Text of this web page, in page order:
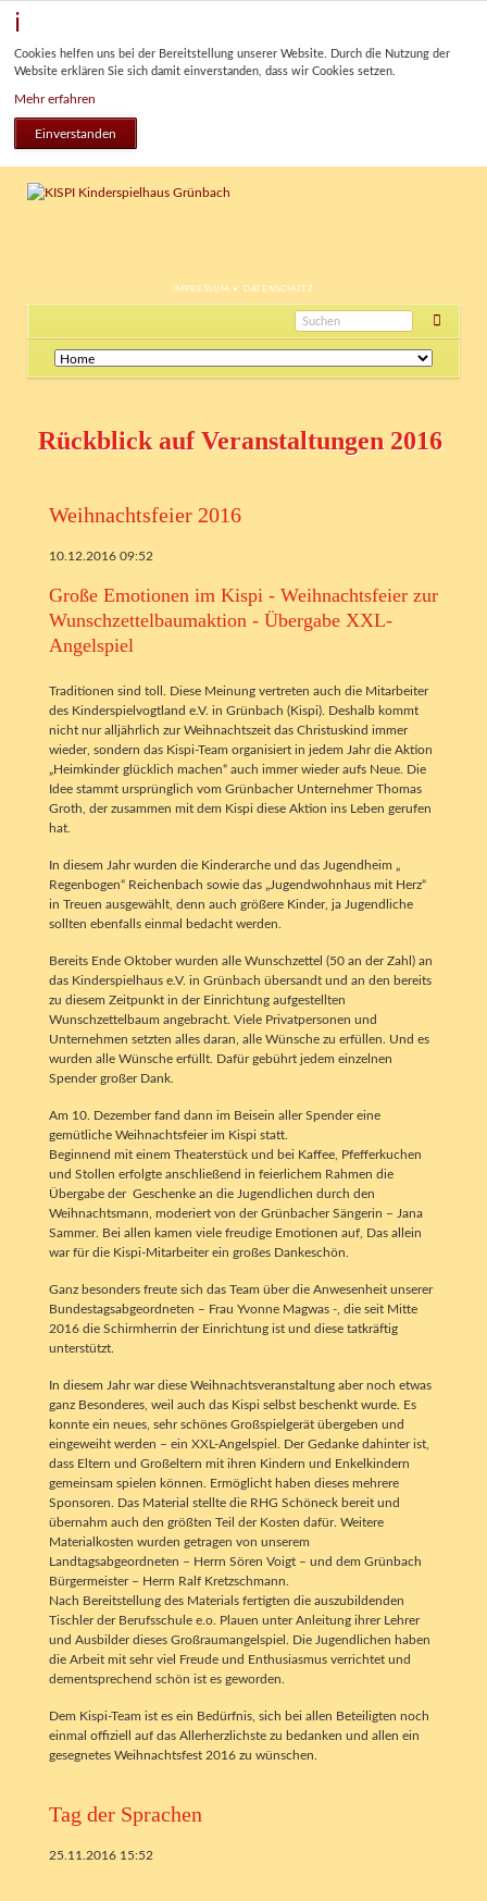
Cookies helfen uns bei der Bereitstellung unserer Website. Durch die Nutzung der
Website erklären Sie sich damit einverstanden, dass wir Cookies setzen.
Mehr erfahren
Einverstanden
NAVIGATION
IMPRESSUM DATENSCHUTZ
Navigation
überspringen
Rückblick auf Veranstaltungen 2016
Weihnachtsfeier 2016
10.12.2016 09:52
Große Emotionen im Kispi - Weihnachtsfeier zur
Wunschzettelbaumaktion - Übergabe XXL-
Angelspiel
Traditionen sind toll. Diese Meinung vertreten auch die Mitarbeiter
des Kinderspielvogtland e.V. in Grünbach (Kispi). Deshalb kommt
nicht nur alljährlich zur Weihnachtszeit das Christuskind immer
wieder, sondern das Kispi-Team organisiert in jedem Jahr die Aktion
„Heimkinder glücklich machen“ auch immer wieder aufs Neue. Die
Idee stammt ursprünglich vom Grünbacher Unternehmer Thomas
Groth, der zusammen mit dem Kispi diese Aktion ins Leben gerufen
hat.
In diesem Jahr wurden die Kinderarche und das Jugendheim „
Regenbogen“ Reichenbach sowie das „Jugendwohnhaus mit Herz“
in Treuen ausgewählt, denn auch größere Kinder, ja Jugendliche
sollten ebenfalls einmal bedacht werden.
Bereits Ende Oktober wurden alle Wunschzettel (50 an der Zahl) an
das Kinderspielhaus e.V. in Grünbach übersandt und an den bereits
zu diesem Zeitpunkt in der Einrichtung aufgestellten
Wunschzettelbaum angebracht. Viele Privatpersonen und
Unternehmen setzten alles daran, alle Wünsche zu erfüllen. Und es
wurden alle Wünsche erfüllt. Dafür gebührt jedem einzelnen
Spender großer Dank.
Am 10. Dezember fand dann im Beisein aller Spender eine
gemütliche Weihnachtsfeier im Kispi statt.
Beginnend mit einem Theaterstück und bei Kaffee, Pfefferkuchen
und Stollen erfolgte anschließend in feierlichem Rahmen die
Übergabe der Geschenke an die Jugendlichen durch den
Weihnachtsmann, moderiert von der Grünbacher Sängerin – Jana
Sammer. Bei allen kamen viele freudige Emotionen auf, Das allein
war für die Kispi-Mitarbeiter ein großes Dankeschön.
Ganz besonders freute sich das Team über die Anwesenheit unserer
Bundestagsabgeordneten – Frau Yvonne Magwas -, die seit Mitte
2016 die Schirmherrin der Einrichtung ist und diese tatkräftig
unterstützt.
In diesem Jahr war diese Weihnachtsveranstaltung aber noch etwas
ganz Besonderes, weil auch das Kispi selbst beschenkt wurde. Es
konnte ein neues, sehr schönes Großspielgerät übergeben und
eingeweiht werden – ein XXL-Angelspiel. Der Gedanke dahinter ist,
dass Eltern und Großeltern mit ihren Kindern und Enkelkindern
gemeinsam spielen können. Ermöglicht haben dieses mehrere
Sponsoren. Das Material stellte die RHG Schöneck bereit und
übernahm auch den größten Teil der Kosten dafür. Weitere
Materialkosten wurden getragen von unserem
Landtagsabgeordneten – Herrn Sören Voigt – und dem Grünbach
Bürgermeister – Herrn Ralf Kretzschmann.
Nach Bereitstellung des Materials fertigten die auszubildenden
Tischler der Berufsschule e.o. Plauen unter Anleitung ihrer Lehrer
und Ausbilder dieses Großraumangelspiel. Die Jugendlichen haben
die Arbeit mit sehr viel Freude und Enthusiasmus verrichtet und
dementsprechend schön ist es geworden.
Dem Kispi-Team ist es ein Bedürfnis, sich bei allen Beteiligten noch
einmal offiziell auf das Allerherzlichste zu bedanken und allen ein
gesegnetes Weihnachtsfest 2016 zu wünschen.
Tag der Sprachen
25.11.2016 15:52